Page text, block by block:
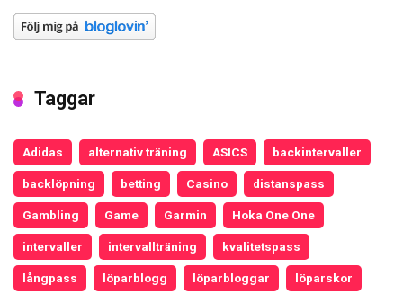
Taggar
Adidas alternativ träning ASICS backintervaller
backlöpning betting Casino distanspass
Gambling Game Garmin Hoka One One
intervaller intervallträning kvalitetspass
långpass löparblogg löparbloggar löparskor